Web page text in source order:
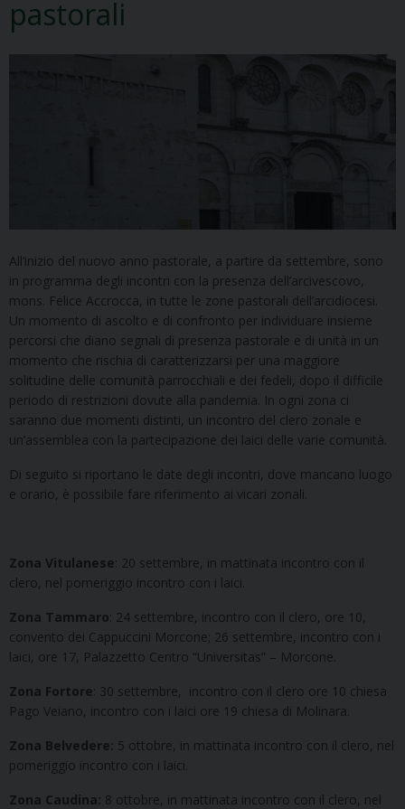
pastorali
All’inizio del nuovo anno pastorale, a partire da settembre, sono
in programma degli incontri con la presenza dell’arcivescovo,
mons. Felice Accrocca, in tutte le zone pastorali dell’arcidiocesi.
Un momento di ascolto e di confronto per individuare insieme
percorsi che diano segnali di presenza pastorale e di unità in un
momento che rischia di caratterizzarsi per una maggiore
solitudine delle comunità parrocchiali e dei fedeli, dopo il difficile
periodo di restrizioni dovute alla pandemia. In ogni zona ci
saranno due momenti distinti, un incontro del clero zonale e
un’assemblea con la partecipazione dei laici delle varie comunità.
Di seguito si riportano le date degli incontri, dove mancano luogo
e orario, è possibile fare riferimento ai vicari zonali.
Zona Vitulanese : 20 settembre, in mattinata incontro con il
clero, nel pomeriggio incontro con i laici.
Zona Tammaro : 24 settembre, incontro con il clero, ore 10,
convento dei Cappuccini Morcone; 26 settembre, incontro con i
laici, ore 17, Palazzetto Centro “Universitas” – Morcone.
Zona Fortore : 30 settembre, incontro con il clero ore 10 chiesa
Pago Veiano, incontro con i laici ore 19 chiesa di Molinara.
Zona Belvedere: 5 ottobre, in mattinata incontro con il clero, nel
pomeriggio incontro con i laici.
Zona Caudina: 8 ottobre, in mattinata incontro con il clero, nel